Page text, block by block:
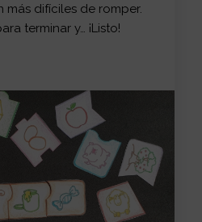
más difíciles de romper.
terminar y… ¡Listo!